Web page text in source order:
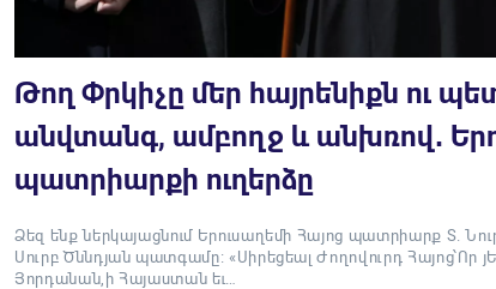
Թող Փրկիչը մեր հայրենիքն ու
անվտանգ, ամբողջ և անխռով․
պատրիարքի ուղերձը
Ձեզ ենք ներկայացնում Երուսաղեմի Հայոց պատրիարք Տ.
Սուրբ Ծննդյան պատգամը։ «Սիրեցեալ Ժողովուրդ Հայոց՝Որ
Յորդանան,ի Հայաստան եւ…